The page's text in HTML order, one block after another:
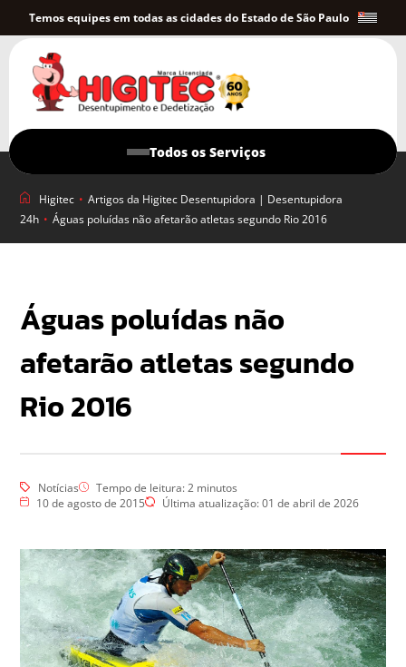
Higitec • Artigos da Higitec Desentupidora | Desentupidora
24h • Águas poluídas não afetarão atletas segundo Rio 2016
Águas poluídas não
afetarão atletas segundo
Rio 2016
Notícias Tempo de leitura: 2 minutos
10 de agosto de 2015
Última atualização: 01 de abril de 2026
Temos equipes em todas as cidades do Estado de São Paulo
Todos os Serviços